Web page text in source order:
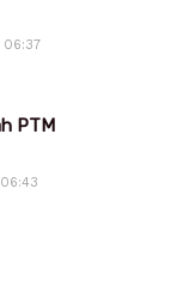
06:37
PTM